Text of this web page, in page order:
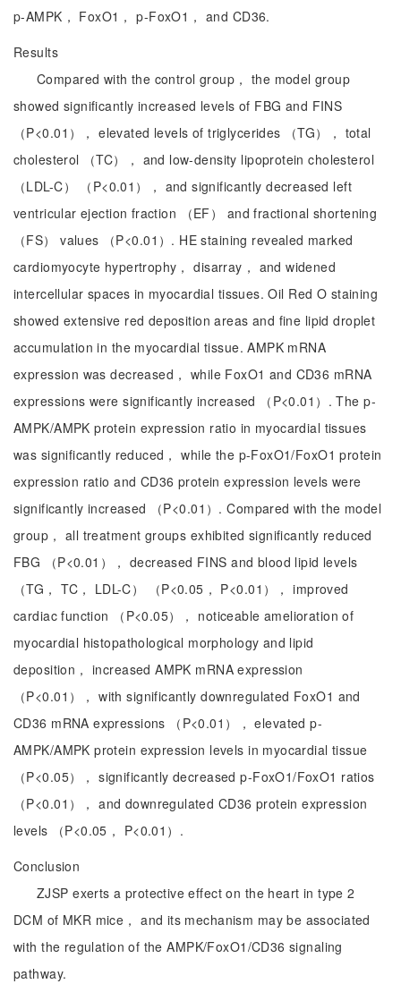
p-AMPK， FoxO1， p-FoxO1， and CD36.
Results
Compared with the control group， the model group
showed significantly increased levels of FBG and FINS
（P<0.01）， elevated levels of triglycerides （TG）， total
cholesterol （TC）， and low-density lipoprotein cholesterol
（LDL-C） （P<0.01）， and significantly decreased left
ventricular ejection fraction （EF） and fractional shortening
（FS） values （P<0.01）. HE staining revealed marked
cardiomyocyte hypertrophy， disarray， and widened
intercellular spaces in myocardial tissues. Oil Red O staining
showed extensive red deposition areas and fine lipid droplet
accumulation in the myocardial tissue. AMPK mRNA
expression was decreased， while FoxO1 and CD36 mRNA
expressions were significantly increased （P<0.01）. The p-
AMPK/AMPK protein expression ratio in myocardial tissues
was significantly reduced， while the p-FoxO1/FoxO1 protein
expression ratio and CD36 protein expression levels were
significantly increased （P<0.01）. Compared with the model
group， all treatment groups exhibited significantly reduced
FBG （P<0.01）， decreased FINS and blood lipid levels
（TG， TC， LDL-C） （P<0.05， P<0.01）， improved
cardiac function （P<0.05）， noticeable amelioration of
myocardial histopathological morphology and lipid
deposition， increased AMPK mRNA expression
（P<0.01）， with significantly downregulated FoxO1 and
CD36 mRNA expressions （P<0.01）， elevated p-
AMPK/AMPK protein expression levels in myocardial tissue
（P<0.05）， significantly decreased p-FoxO1/FoxO1 ratios
（P<0.01）， and downregulated CD36 protein expression
levels （P<0.05， P<0.01）.
Conclusion
ZJSP exerts a protective effect on the heart in type 2
DCM of MKR mice， and its mechanism may be associated
with the regulation of the AMPK/FoxO1/CD36 signaling
pathway.